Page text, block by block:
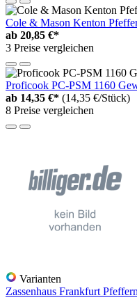
Cole & Mason Kenton
ab 20,85 €*
3 Preise vergleichen
Proficook PC-PSM 1160
ab 14,35 €* (14,35 €/Stück)
8 Preise vergleichen
Varianten
Zassenhaus Frankfurt